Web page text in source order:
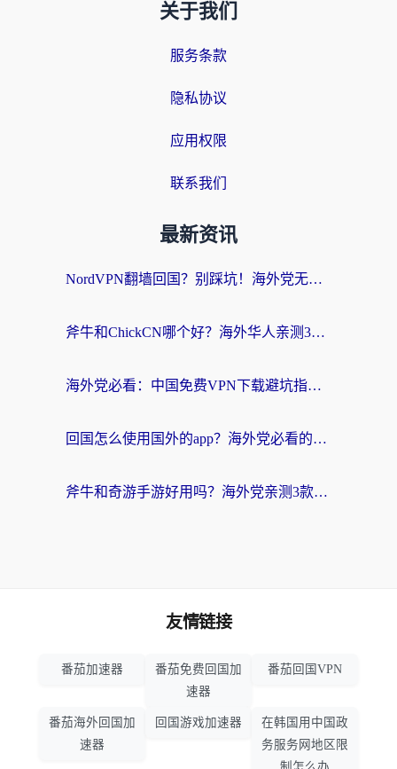
关于我们
服务条款
隐私协议
应用权限
联系我们
最新资讯
NordVPN翻墙回国？别踩坑！海外党无缝访问国内资源的真实指南
斧牛和ChickCN哪个好？海外华人亲测3款回国加速器+免费试用攻略
海外党必看：中国免费VPN下载避坑指南 + 无缝访问国内资源的终极方案
回国怎么使用国外的app？海外党必看的无缝访问国内资源全攻略
斧牛和奇游手游好用吗？海外党亲测3款回国加速器，选对才能无缝刷国内资源
友情链接
番茄加速器
番茄免费回国加
速器
番茄回国VPN
番茄海外回国加
速器
回国游戏加速器
在韩国用中国政
务服务网地区限